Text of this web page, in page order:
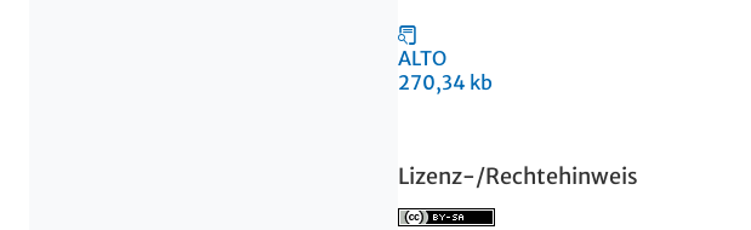
ALTO
270,34 kb
Lizenz-/Rechtehinweis